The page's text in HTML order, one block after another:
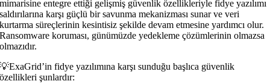
mimarisine entegre ettiği gelişmiş güvenlik özellikleriyle fidye yazılımı
saldırılarına karşı güçlü bir savunma mekanizması sunar ve veri
kurtarma süreçlerinin kesintisiz şekilde devam etmesine yardımcı olur.
Ransomware koruması, günümüzde yedekleme çözümlerinin olmazsa
olmazıdır.
💡ExaGrid’in fidye yazılımına karşı sunduğu başlıca güvenlik
özellikleri şunlardır: